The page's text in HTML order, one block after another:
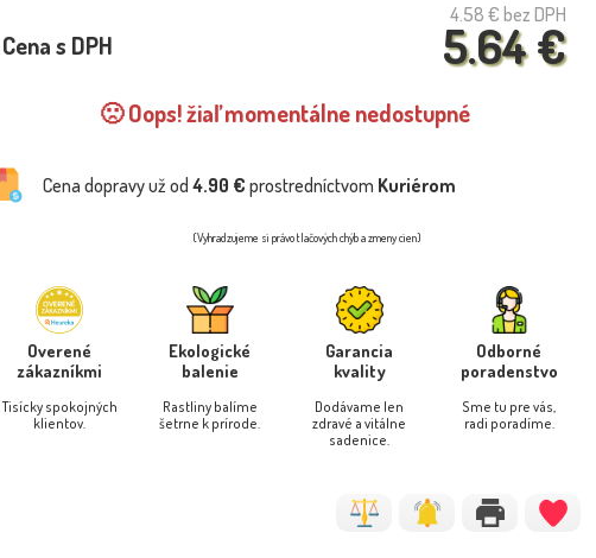
4.58 € bez DPH
5.64 €
Cena s DPH
🙁 Oops! žiaľ momentálne nedostupné
Cena dopravy už od4.90 € prostredníctvom Kuriérom
(Vyhradzujeme si právo tlačových chýb a zmeny cien)
Overené
zákazníkmi
Tisícky spokojných
klientov.
Ekologické
balenie
Rastliny balíme
šetrne k prírode.
Garancia
kvality
Dodávame len
zdravé a vitálne
sadenice.
Odborné
poradenstvo
Sme tu pre vás,
radi poradíme.